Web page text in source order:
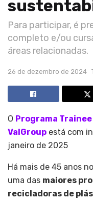
Para participar, é
completo e/ou
áreas relacionadas.
26 de dezembro de 2024
O Programa
ValGroup está com
janeiro de 2025
Há mais de 45 anos
uma das maiores
recicladoras de